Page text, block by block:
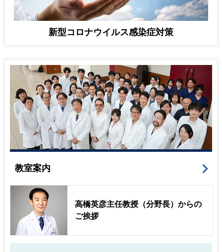
2025.09.19当分野大学院生の山口湧声先生が、国際双極
症学会（ISBD）にて、ISBD-JSMD次世代リーダーフェロ
学的精神医学会 第14回若手研究者育成プログラム奨励賞
を受賞しました！
2025.08.26AMED 令和7年度 「脳神経科学統合プログラ
ム（個別重点研究課題）」 領域4 デジタル空間上で再現
する脳モデル開発・研究基盤（デジタル脳）の構築に、 当
教室 高橋英彦教授が代表の研究開発課題「デジタル世代
のインターネット依存・ADHDにおける縦断的脳ダイナミ
クスデータとスマホログデータを用いた発症・治療効果予
測モデルの構築」 が採択されました。
ム（個別重点研究課題）」 領域2 ヒト高次脳機能のダイ
ナミクス解明に、 当教室 高橋英彦教授が分担研究者であ
る研究開発課題「記憶機能に関する全脳ダイナミクス・バ
イオマーカの開発とニューロフィードバック訓練の基盤構
築（研究代表者 今水寛所長 株式会社国際電気通信基礎
技術研究所） が採択されました。
新型コロナウイルス感染症対策
教室案内
高橋英彦主任教授（分野長）からの
ご挨拶